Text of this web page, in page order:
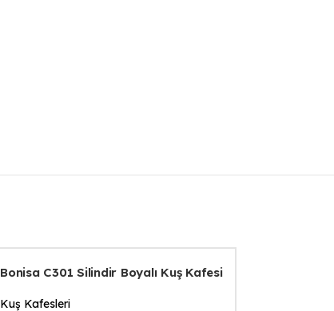
Bonisa C301 Silindir Boyalı Kuş Kafesi
Kuş Kafesleri